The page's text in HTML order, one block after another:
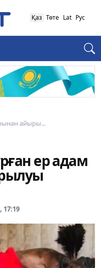
Қаз Төте Lat Рус
айыры...
ер адам
17:19